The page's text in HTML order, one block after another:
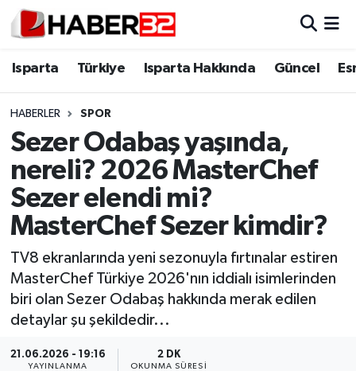
Isparta Türkiye Isparta Hakkında Güncel
HABERLER SPOR
Sezer Odabaş yaşında,
nereli? 2026 MasterChef
Sezer elendi mi?
MasterChef Sezer kimdir?
TV8 ekranlarında yeni sezonuyla fırtınalar estiren
MasterChef Türkiye 2026'nın iddialı isimlerinden
biri olan Sezer Odabaş hakkında merak edilen
detaylar şu şekildedir...
21.06.2026 - 19:16
YAYINLANMA
2 DK
OKUNMA SÜRESI
Isparta
Esnaf Diyor ki;
ASAYİŞ
BİLİM VE TEKNOLOJİ
EĞİTİM
GENEL
Isparta Nöbetçi Eczaneler
Isparta Trafik Yoğunluk Haritası
Süper Lig Puan Durumu ve Fikstür
Tüm Manşetler
Son Dakika Haberleri
Haber Arşivi